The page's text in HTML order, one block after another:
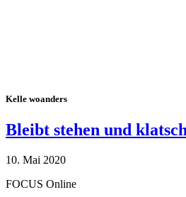
Kelle woanders
Bleibt stehen und
10. Mai 2020
FOCUS Online